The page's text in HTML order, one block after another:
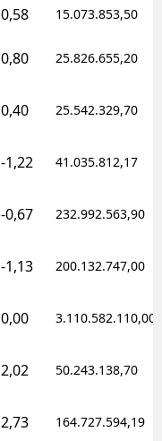
0,58 15.073.853,50
0,80 25.826.655,20
0,40 25.542.329,70
-1,22 41.035.812,17
-0,67 232.992.563,90
-1,13 200.132.747,00
0,00 3.110.582.110,00
2,02 50.243.138,70
2,73 164.727.594,19